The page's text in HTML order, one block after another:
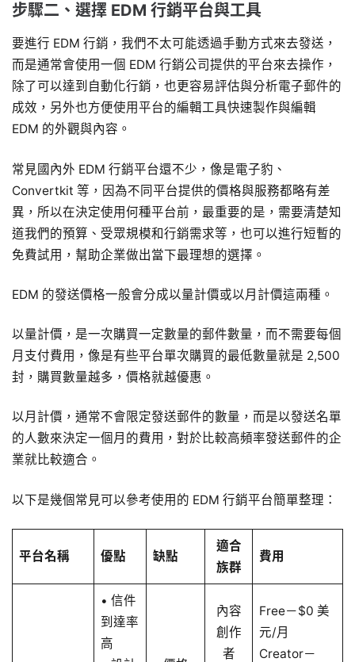
步驟二、選擇 EDM 行銷平台與工具
要進行 EDM 行銷，我們不太可能透過手動方式來去發送，
而是通常會使用一個 EDM 行銷公司提供的平台來去操作，
除了可以達到自動化行銷，也更容易評估與分析電子郵件的
成效，另外也方便使用平台的編輯工具快速製作與編輯
EDM 的外觀與內容。
常見國內外 EDM 行銷平台還不少，像是電子豹、
Convertkit 等，因為不同平台提供的價格與服務都略有差
異，所以在決定使用何種平台前，最重要的是，需要清楚知
道我們的預算、受眾規模和行銷需求等，也可以進行短暫的
免費試用，幫助企業做出當下最理想的選擇。
EDM 的發送價格一般會分成以量計價或以月計價這兩種。
以量計價，是一次購買一定數量的郵件數量，而不需要每個
月支付費用，像是有些平台單次購買的最低數量就是 2,500
封，購買數量越多，價格就越優惠。
以月計價，通常不會限定發送郵件的數量，而是以發送名單
的人數來決定一個月的費用，對於比較高頻率發送郵件的企
業就比較適合。
以下是幾個常見可以參考使用的 EDM 行銷平台簡單整理：
平台名稱 優點 缺點
適合
族群
費用
• 信件
到達率
高
內容
創作
者
Free－$0 美
元/月
Creator－